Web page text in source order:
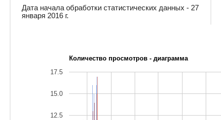
Дата начала обработки статистических данных - 27
января 2016 г.
Количество просмотров - диаграмма
12.5
15.0
17.5